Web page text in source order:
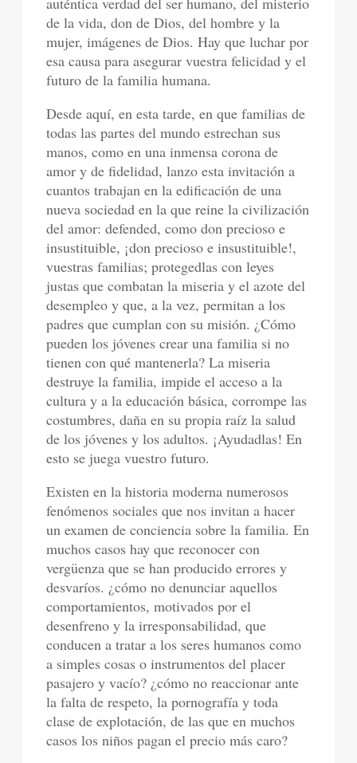
de la vida, don de Dios, del hombre y la
mujer, imágenes de Dios. Hay que luchar por
esa causa para asegurar vuestra felicidad y el
futuro de la familia humana.
Desde aquí, en esta tarde, en que familias de
todas las partes del mundo estrechan sus
manos, como en una inmensa corona de
amor y de fidelidad, lanzo esta invitación a
cuantos trabajan en la edificación de una
nueva sociedad en la que reine la civilización
del amor: defended, como don precioso e
insustituible, ¡don precioso e insustituible!,
vuestras familias; protegedlas con leyes
justas que combatan la miseria y el azote del
desempleo y que, a la vez, permitan a los
padres que cumplan con su misión. ¿Cómo
pueden los jóvenes crear una familia si no
tienen con qué mantenerla? La miseria
destruye la familia, impide el acceso a la
cultura y a la educación básica, corrompe las
costumbres, daña en su propia raíz la salud
de los jóvenes y los adultos. ¡Ayudadlas! En
esto se juega vuestro futuro.
Existen en la historia moderna numerosos
fenómenos sociales que nos invitan a hacer
un examen de conciencia sobre la familia. En
muchos casos hay que reconocer con
vergüenza que se han producido errores y
desvaríos. ¿cómo no denunciar aquellos
comportamientos, motivados por el
desenfreno y la irresponsabilidad, que
conducen a tratar a los seres humanos como
a simples cosas o instrumentos del placer
pasajero y vacío? ¿cómo no reaccionar ante
la falta de respeto, la pornografía y toda
clase de explotación, de las que en muchos
casos los niños pagan el precio más caro?